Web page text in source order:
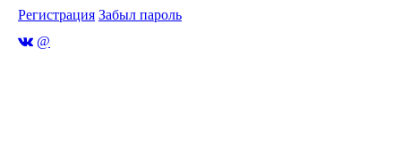
Регистрация Забыл пароль
@